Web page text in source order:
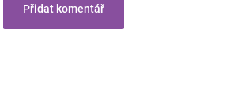
Přidat komentář